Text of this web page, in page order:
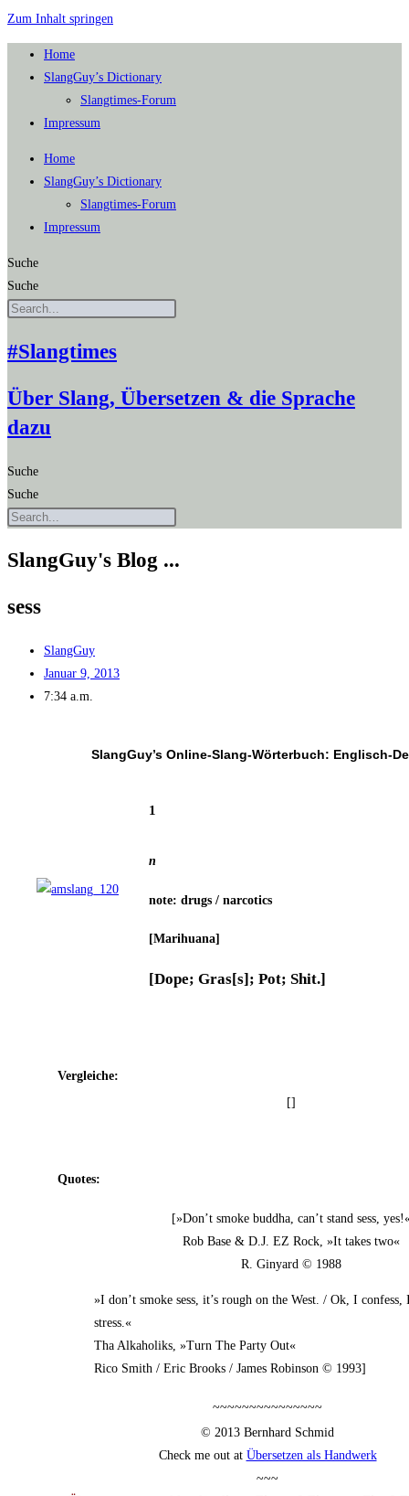
Zum Inhalt springen
Home
SlangGuy’s Dic­tion­a­ry
Slang­times-Forum
Impres­sum
Home
SlangGuy’s Dic­tion­a­ry
Slang­times-Forum
Impres­sum
Suche
Suche
#Slangtimes
Über Slang, Übersetzen & die Sprache
dazu
Suche
Suche
SlangGuy's Blog ...
sess
SlangGuy
Januar 9, 2013
7:34 a.m.
SlangGuy’s Online-Slang-Wör­ter­buch: Englisch-
1
n
note: drugs / narcotics
[Mari­hua­na]
[Dope; Gras[s]; Pot; Shit.]
Ver­glei­che:
[]
Quo­tes:
[»Don’t smo­ke bud­dha, can’t stand sess,
Rob Base & D.J. EZ Rock, »It takes two«
R. Gin­yard © 1988
»I don’t smo­ke sess, it’s rough on the West. / Ok, I
stress.«
Tha Alk­aho­liks, »Turn The Par­ty Out«
Rico Smith / Eric Brooks / James Robin­son © 1993]
~~~~~~~~~~~~~~~
© 2013 Bern­hard Schmid
Check me out at Über­set­zen als Handwerk
~~~